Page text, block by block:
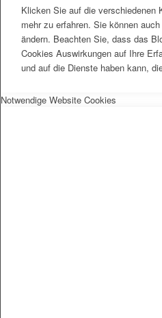
Klicken Sie auf die verschiedenen
mehr zu erfahren. Sie können
ändern. Beachten Sie, dass das
Cookies Auswirkungen auf Ihre
und auf die Dienste haben kann,
Notwendige Website Cookies